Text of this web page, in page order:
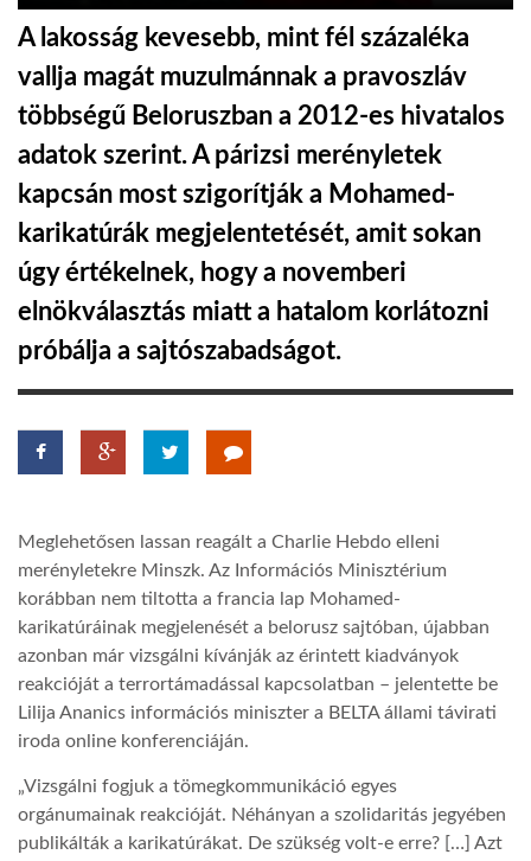
LINKTR.EE
GLOBOZSARU
DOBRAVERO.HU
LATIMO.HU
GLOBOBOOK
A lakosság kevesebb, mint fél százaléka
vallja magát muzulmánnak a pravoszláv
többségű Beloruszban a 2012-es hivatalos
adatok szerint. A párizsi merényletek
kapcsán most szigorítják a Mohamed-
karikatúrák megjelentetését, amit sokan
úgy értékelnek, hogy a novemberi
elnökválasztás miatt a hatalom korlátozni
próbálja a sajtószabadságot.
Meglehetősen lassan reagált a Charlie Hebdo elleni
merényletekre Minszk. Az Információs Minisztérium
korábban nem tiltotta a francia lap Mohamed-
karikatúráinak megjelenését a belorusz sajtóban, újabban
azonban már vizsgálni kívánják az érintett kiadványok
reakcióját a terrortámadással kapcsolatban – jelentette be
Lilija Ananics információs miniszter a BELTA állami távirati
iroda online konferenciáján.
„Vizsgálni fogjuk a tömegkommunikáció egyes
orgánumainak reakcióját. Néhányan a szolidaritás jegyében
publikálták a karikatúrákat. De szükség volt-e erre? […] Azt